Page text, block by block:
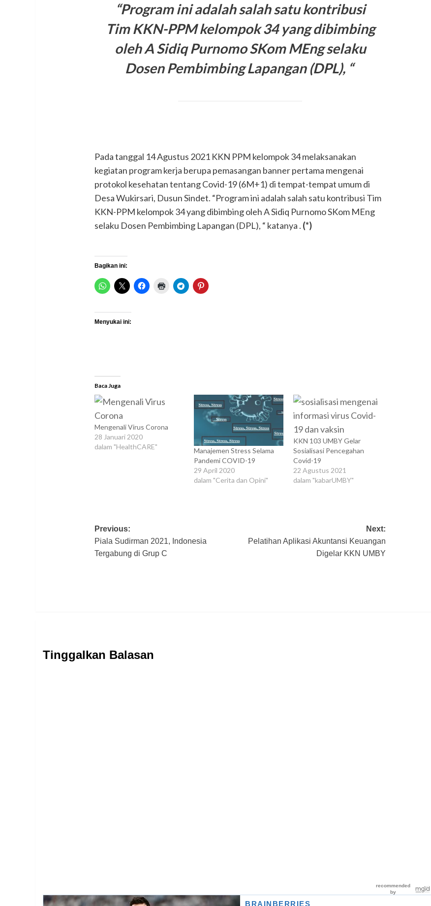
“Program ini adalah salah satu kontribusi
Tim KKN-PPM kelompok 34 yang dibimbing
oleh A Sidiq Purnomo SKom MEng selaku
Dosen Pembimbing Lapangan (DPL), “
Pada tanggal 14 Agustus 2021 KKN PPM kelompok 34 melaksanakan
kegiatan program kerja berupa pemasangan banner pertama mengenai
protokol kesehatan tentang Covid-19 (6M+1) di tempat-tempat umum di
Desa Wukirsari, Dusun Sindet. “Program ini adalah salah satu kontribusi Tim
KKN-PPM kelompok 34 yang dibimbing oleh A Sidiq Purnomo SKom MEng
selaku Dosen Pembimbing Lapangan (DPL), “ katanya . (*)
Bagikan ini:
Menyukai ini:
Baca Juga
Mengenali Virus Corona
28 Januari 2020
dalam "HealthCARE"
Manajemen Stress Selama
Pandemi COVID-19
29 April 2020
dalam "Cerita dan Opini"
KKN 103 UMBY Gelar
Sosialisasi Pencegahan
Covid-19
22 Agustus 2021
dalam "kabarUMBY"
Post
navigation
Previous:
Piala Sudirman 2021, Indonesia
Tergabung di Grup C
Next:
Pelatihan Aplikasi Akuntansi Keuangan
Digelar KKN UMBY
Tinggalkan Balasan